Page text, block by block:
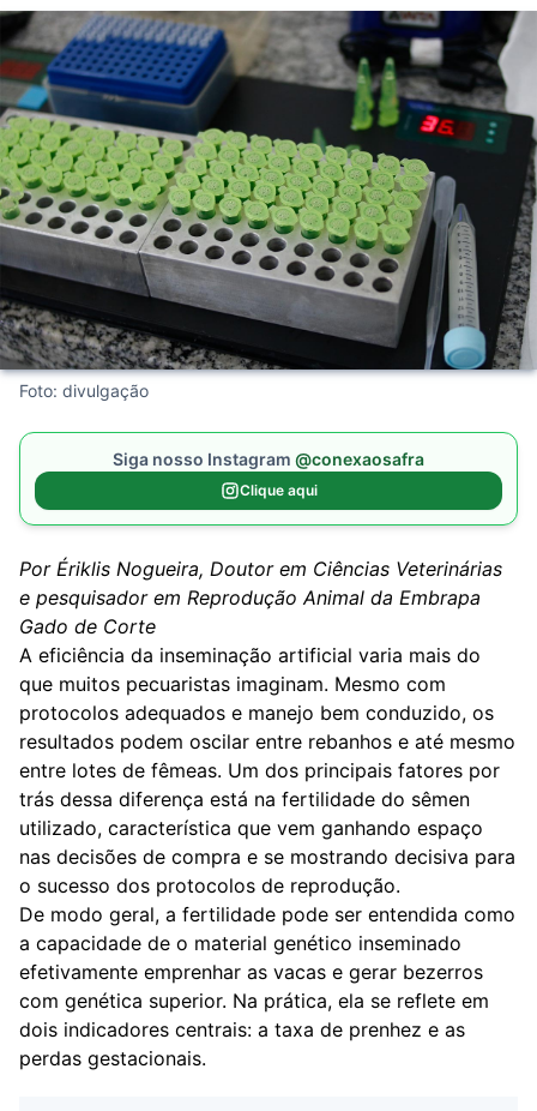
Foto: divulgação
Siga nosso Instagram @conexaosafra
Clique aqui
Por Ériklis Nogueira, Doutor em Ciências Veterinárias
e pesquisador em Reprodução Animal da Embrapa
Gado de Corte
A eficiência da inseminação artificial varia mais do
que muitos pecuaristas imaginam. Mesmo com
protocolos adequados e manejo bem conduzido, os
resultados podem oscilar entre rebanhos e até mesmo
entre lotes de fêmeas. Um dos principais fatores por
trás dessa diferença está na fertilidade do sêmen
utilizado, característica que vem ganhando espaço
nas decisões de compra e se mostrando decisiva para
o sucesso dos protocolos de reprodução.
De modo geral, a fertilidade pode ser entendida como
a capacidade de o material genético inseminado
efetivamente emprenhar as vacas e gerar bezerros
com genética superior. Na prática, ela se reflete em
dois indicadores centrais: a taxa de prenhez e as
perdas gestacionais.